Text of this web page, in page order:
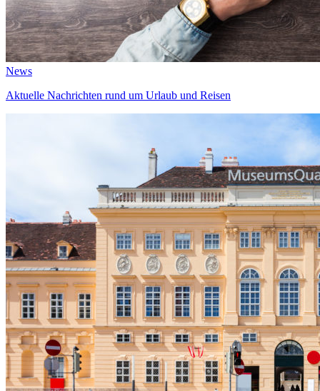
News
Aktuelle Nachrichten rund um Urlaub und Reisen